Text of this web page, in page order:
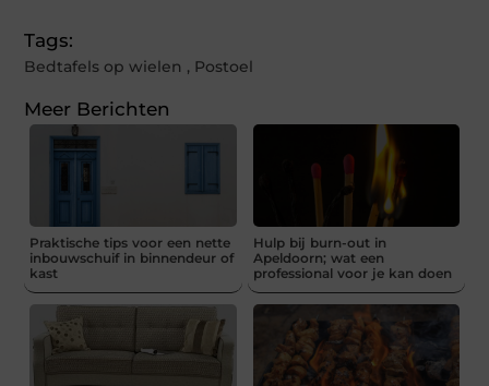
Tags:
Bedtafels op wielen , Postoel
Meer Berichten
Praktische tips voor een nette
inbouwschuif in binnendeur of
kast
Hulp bij burn-out in
Apeldoorn; wat een
professional voor je kan doen